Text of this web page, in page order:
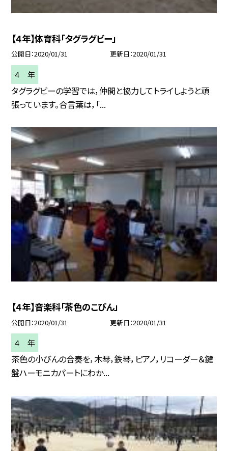
【４年】体育科「タグラグビー」
公開日 2020/01/31 更新日 2020/01/31
４ 年
タグラグビーの学習では，仲間と協力してトライしようと頑
張っています。合言葉は，「...
【４年】音楽科「茶色のこびん」
公開日 2020/01/31 更新日 2020/01/31
４ 年
茶色の小びんの合奏を，木琴，鉄琴，ピアノ，リコーダー＆鍵
盤ハーモニカパートにわか...